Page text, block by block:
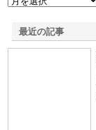
最近の記事